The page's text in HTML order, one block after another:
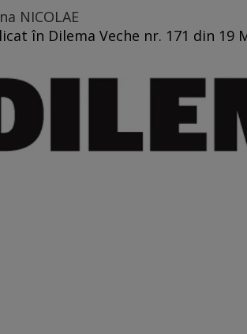
NICOLAE
în Dilema Veche nr. 171 din 19